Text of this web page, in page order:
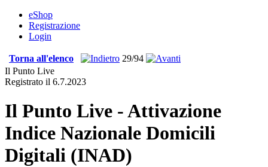
eShop
Registrazione
Login
Torna all'elenco
29/94
Il Punto Live
Registrato il 6.7.2023
Il Punto Live - Attivazione
Indice Nazionale Domicili
Digitali (INAD)